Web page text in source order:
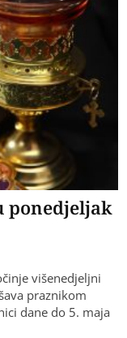
ponedjeljak
višenedjeljni
praznikom
dane do 5. maja